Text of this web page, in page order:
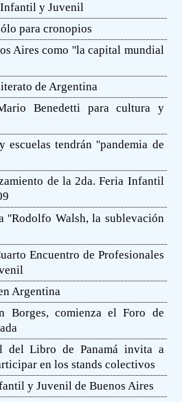
Infantil y Juvenil
para cronopios
Aires como ''la capital mundial
de Argentina
Benedetti para cultura y
escuelas tendrán ''pandemia de
de la 2da. Feria Infantil
''Rodolfo Walsh, la sublevación
Encuentro de Profesionales
Argentina
Borges, comienza el Foro de
del Libro de Panamá invita a
en los stands colectivos
y Juvenil de Buenos Aires